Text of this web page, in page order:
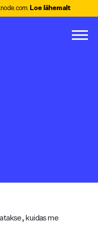
Loe lähemalt
kuidas me